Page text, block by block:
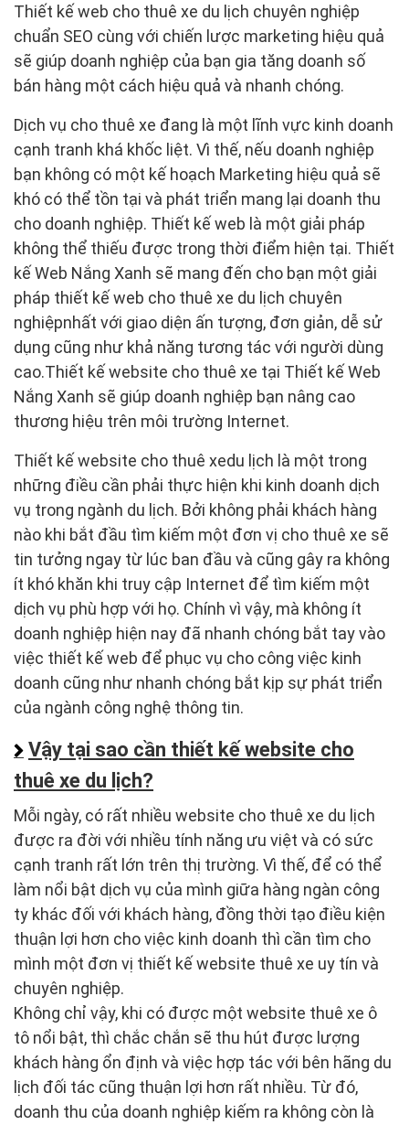
Thiết kế web cho thuê xe du lịch chuyên nghiệp
chuẩn SEO cùng với chiến lược marketing hiệu quả
sẽ giúp doanh nghiệp của bạn gia tăng doanh số
bán hàng một cách hiệu quả và nhanh chóng.
Dịch vụ cho thuê xe đang là một lĩnh vực kinh doanh
cạnh tranh khá khốc liệt. Vì thế, nếu doanh nghiệp
bạn không có một kế hoạch Marketing hiệu quả sẽ
khó có thể tồn tại và phát triển mang lại doanh thu
cho doanh nghiệp. Thiết kế web là một giải pháp
không thể thiếu được trong thời điểm hiện tại. Thiết
kế Web Nắng Xanh sẽ mang đến cho bạn một giải
pháp thiết kế web cho thuê xe du lịch chuyên
nghiệpnhất với giao diện ấn tượng, đơn giản, dễ sử
dụng cũng như khả năng tương tác với người dùng
cao.Thiết kế website cho thuê xe tại Thiết kế Web
Nắng Xanh sẽ giúp doanh nghiệp bạn nâng cao
thương hiệu trên môi trường Internet.
Thiết kế website cho thuê xedu lịch là một trong
những điều cần phải thực hiện khi kinh doanh dịch
vụ trong ngành du lịch. Bởi không phải khách hàng
nào khi bắt đầu tìm kiếm một đơn vị cho thuê xe sẽ
tin tưởng ngay từ lúc ban đầu và cũng gây ra không
ít khó khăn khi truy cập Internet để tìm kiếm một
dịch vụ phù hợp với họ. Chính vì vậy, mà không ít
doanh nghiệp hiện nay đã nhanh chóng bắt tay vào
việc thiết kế web để phục vụ cho công việc kinh
doanh cũng như nhanh chóng bắt kịp sự phát triển
của ngành công nghệ thông tin.
Vậy tại sao cần thiết kế website cho
thuê xe du lịch?
Mỗi ngày, có rất nhiều website cho thuê xe du lịch
được ra đời với nhiều tính năng ưu việt và có sức
cạnh tranh rất lớn trên thị trường. Vì thế, để có thể
làm nổi bật dịch vụ của mình giữa hàng ngàn công
ty khác đối với khách hàng, đồng thời tạo điều kiện
thuận lợi hơn cho việc kinh doanh thì cần tìm cho
mình một đơn vị thiết kế website thuê xe uy tín và
chuyên nghiệp.
Không chỉ vậy, khi có được một website thuê xe ô
tô nổi bật, thì chắc chắn sẽ thu hút được lượng
khách hàng ổn định và việc hợp tác với bên hãng du
lịch đối tác cũng thuận lợi hơn rất nhiều. Từ đó,
doanh thu của doanh nghiệp kiếm ra không còn là